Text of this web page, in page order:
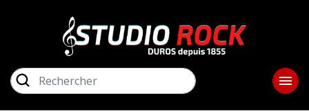
RECHERCHER 
GUITARES ET BASSES